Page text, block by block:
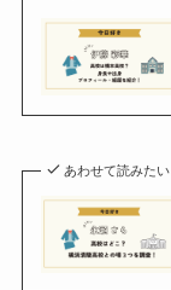
あわせて読みたい